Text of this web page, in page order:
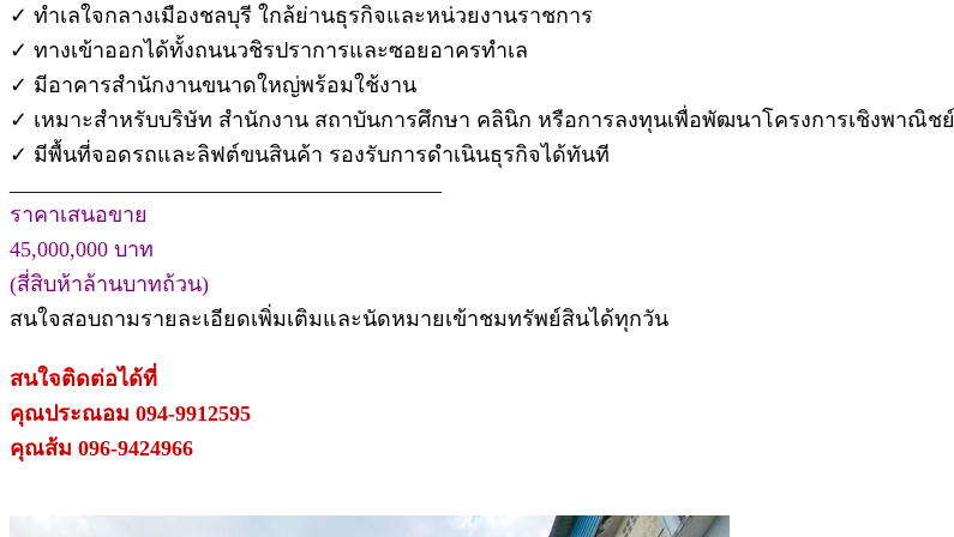
✓ ทำเลใจกลางเมืองชลบุรี ใกล้ย่านธุรกิจและหน่วยงานราชการ
✓ ทางเข้าออกได้ทั้งถนนวชิรปราการและซอยอาครทำเล
✓ มีอาคารสำนักงานขนาดใหญ่พร้อมใช้งาน
✓ เหมาะสำหรับบริษัท สำนักงาน สถาบันการศึกษา คลินิก หรือการลงทุนเพื่อพัฒนาโครงการเชิงพาณิชย์
✓ มีพื้นที่จอดรถและลิฟต์ขนสินค้า รองรับการดำเนินธุรกิจได้ทันที
ราคาเสนอขาย
45,000,000 บาท
(สี่สิบห้าล้านบาทถ้วน)
สนใจสอบถามรายละเอียดเพิ่มเติมและนัดหมายเข้าชมทรัพย์สินได้ทุกวัน
สนใจติดต่อได้ที่
คุณประณอม 094-9912595
คุณส้ม 096-9424966